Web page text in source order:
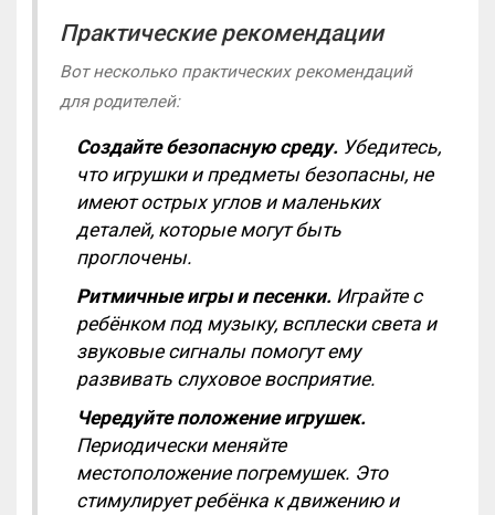
Практические рекомендации
Вот несколько практических рекомендаций
для родителей:
Создайте безопасную среду. Убедитесь,
что игрушки и предметы безопасны, не
имеют острых углов и маленьких
деталей, которые могут быть
проглочены.
Ритмичные игры и песенки. Играйте с
ребёнком под музыку, всплески света и
звуковые сигналы помогут ему
развивать слуховое восприятие.
Чередуйте положение игрушек.
Периодически меняйте
местоположение погремушек. Это
стимулирует ребёнка к движению и